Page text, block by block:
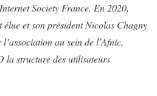
Society France. En 2020,
élue et son président Nicolas Chagny
au sein de l’Afnic,
la structure des utilisateurs